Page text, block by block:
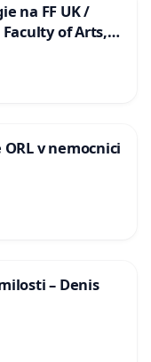
na FF UK /
of Arts,
v nemocnici
– Denis